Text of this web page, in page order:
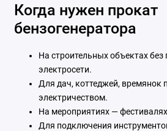
Когда нужен прокат
бензогенератора
На строительных объектах
электросети.
Для дач, коттеджей, времянок
электричеством.
На мероприятиях —
Для подключения